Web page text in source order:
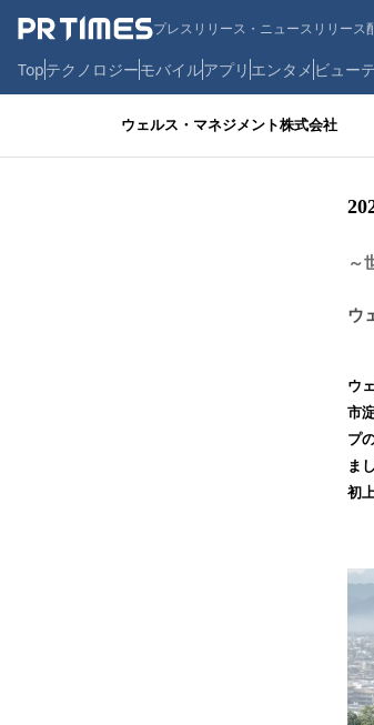
プレスリリース・ニュースリリース
Topテクノロジーモバイルアプリ エンタメ ビュー
ウェルス・マネジメント株式会社
～
ウ
ウ
市
プ
ま
初